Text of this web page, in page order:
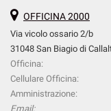
OFFICINA 2000
Via vicolo ossario 2/b
31048 San Biagio di
Officina:
Cellulare Officina:
Amministrazione:
Email: